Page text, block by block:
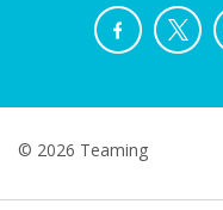
© 2026 Teaming